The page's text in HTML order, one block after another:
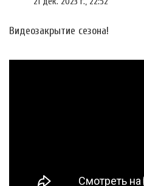
Видеозакрытие сезона!